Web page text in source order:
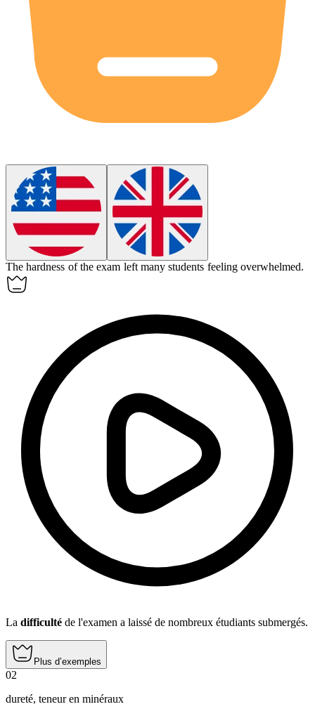
Thehardness of the exam left many students feeling overwhelmed.
La difficulté de l'examen a laissé de nombreux étudiants submergés.
Plus d’exemples
02
dureté, teneur en minéraux